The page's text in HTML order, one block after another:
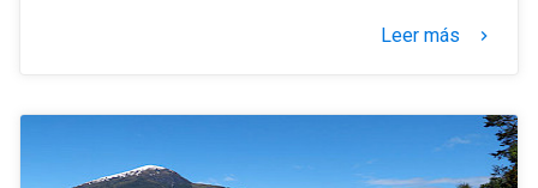
Leer más keyboard_arrow_right